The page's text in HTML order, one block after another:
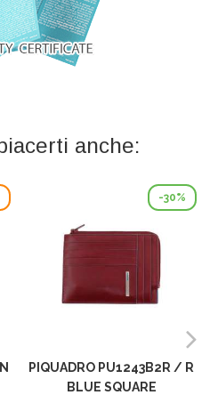
anche:
-30%
PIQUADRO PU1243B2R / R
BLUE SQUARE